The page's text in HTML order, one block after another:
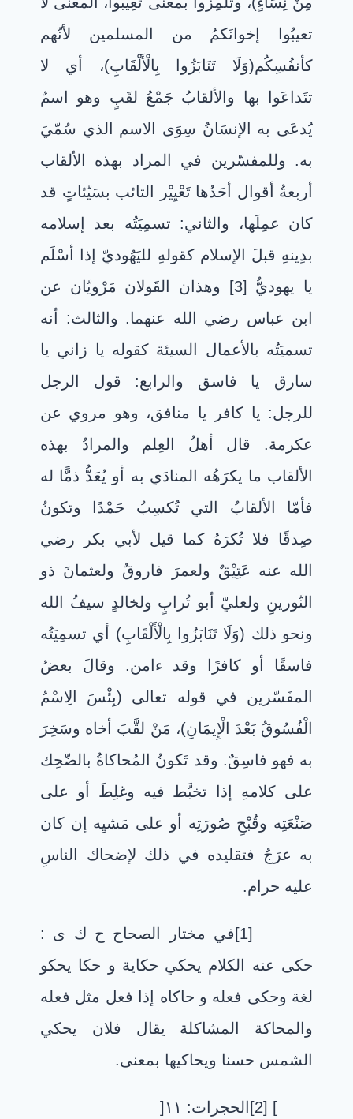
تعيبُوا إخوانَكمُ من المسلمين لأنّهم
كأنفُسِكُم(وَلَا تَنَابَزُوا بِالْأَلْقَابِ)، أي لا
تتَداعَوا بها والألقابُ جَمْعُ لقَبٍ وهو اسمٌ
يُدعَى به الإنسَانُ سِوَى الاسم الذي سُمّيَ
به. وللمفسّرين في المراد بهذه الألقاب
أربعةُ أقوال أحَدُها تَعْيِيْر التائب بسَيّئاتٍ قد
كان عمِلَها، والثاني: تسمِيَتُه بعد إسلامه
بدِينهِ قبلَ الإسلام كقولهِ لليَهُوديّ إذا أسْلَم
يا يهوديُّ [3] وهذان القَولان مَرْويّان عن
ابن عباس رضي الله عنهما. والثالث: أنه
تسميَتُه بالأعمال السيئة كقوله يا زاني يا
سارق يا فاسق والرابع: قول الرجل
للرجل: يا كافر يا منافق، وهو مروي عن
عكرمة. قال أهلُ العِلم والمرادُ بهذه
الألقاب ما يكرَهُه المنادَي به أو يُعَدُّ ذمًّا له
فأمّا الألقابُ التي تُكسِبُ حَمْدًا وتكونُ
صِدقًا فلا تُكرَهُ كما قيل لأبي بكر رضي
الله عنه عَتِيْقٌ ولعمرَ فاروقٌ ولعثمانَ ذو
النّورينِ ولعليّ أبو تُرابٍ ولخالدٍ سيفُ الله
ونحو ذلك (وَلَا تَنَابَزُوا بِالْأَلْقَابِ) أي تسمِيَتُه
فاسقًا أو كافرًا وقد ءامن. وقالَ بعضُ
المفَسّرين في قوله تعالى (بِئْسَ الِاسْمُ
الْفُسُوقُ بَعْدَ الْإِيمَانِ)، مَنْ لقَّبَ أخاه وسَخِرَ
به فهو فاسِقٌ. وقد تَكونُ المُحاكاةُ بالضّحِك
على كلامهِ إذا تخبَّط فيه وغلِطَ أو على
صَنْعَتِه وقُبْحِ صُورَتِه أو على مَشيِه إن كان
به عرَجٌ فتقليده في ذلك لإضحاك الناسِ
عليه حرام.
[1] في مختار الصحاح ح ك ى :
حكى عنه الكلام يحكي حكاية و حكا يحكو
لغة وحكى فعله و حاكاه إذا فعل مثل فعله
والمحاكة المشاكلة يقال فلان يحكي
الشمس حسنا ويحاكيها بمعنى.
[2] [ الحجرات: ١١ ]